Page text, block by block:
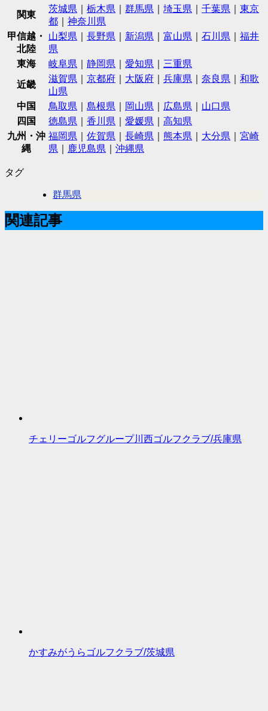
関東
茨城県 栃木県 群馬県 埼玉県 千葉県
東京
都
神奈川県
甲信越・
北陸
山梨県 長野県 新潟県 富山県 石川県
福井
県
東海
岐阜県 静岡県 愛知県 三重県
近畿
滋賀県 京都府 大阪府 兵庫県 奈良県
和歌
山県
中国
鳥取県 島根県 岡山県 広島県
山口県
四国
徳島県 香川県 愛媛県
高知県
九州・沖
縄
福岡県 佐賀県 長崎県 熊本県 大分県
宮崎
県
鹿児島県 沖縄県
タグ
群馬県
関連記事
チェリーゴルフグループ川西ゴルフクラブ/兵庫県
かすみがうらゴルフクラブ/茨城県